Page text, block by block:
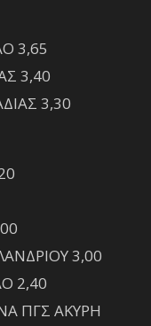
3,65
3,40
3,30
3,00
2,40
ΠΓΣ ΑΚΥΡΗ